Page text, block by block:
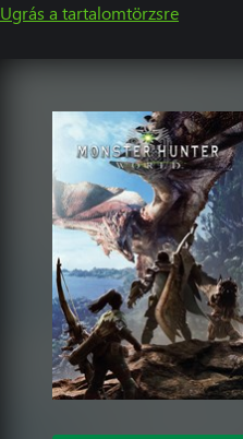
Ugrás a tartalomtörzsre